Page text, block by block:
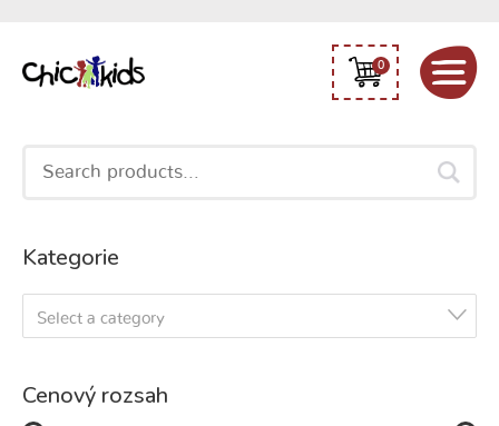
0
Search
Kategorie
Select a category
Cenový rozsah